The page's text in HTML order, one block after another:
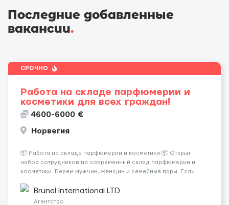
Последние добавленные
вакансии.
СРОЧНО
Работа на складе парфюмерии и
косметики для всех граждан!
4600-6000 €
Норвегия
📦 Работа на складе парфюмерии и косметики 📦 Открыт
набор сотрудников на современный склад парфюмерии и
косметики. Берем мужчин, женщин и семейные пары. Если
обучают уже после приезда. Работа не тяжелая. Нужно
собирать заказы, сортиро...
Brunel International LTD
Агентство